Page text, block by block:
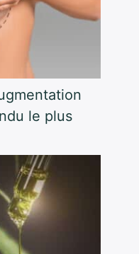
le plus